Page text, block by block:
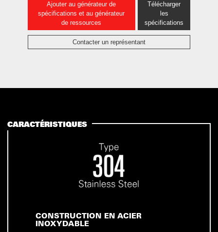
Ajouter au générateur de
spécifications et au générateur
de ressources
Télécharger
les
spécifications
Contacter un représentant
CARACTÉRISTIQUES
CONSTRUCTION EN ACIER
INOXYDABLE